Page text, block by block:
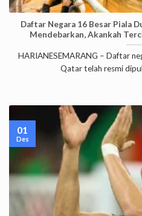
Daftar Negara 16 Besar Piala
Mendebarkan, Akankah
HARIANESEMARANG – Daftar
Qatar telah resmi
01
Des